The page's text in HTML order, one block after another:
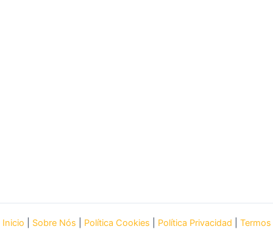
Inicio Sobre Nós Política Cookies Política Privacidad
Termos